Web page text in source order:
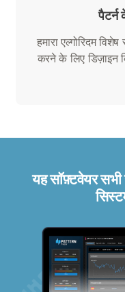
हमारा एल्गोरिदम
करने के लिए डिज़ाइन
यह सॉफ़्टवेयर